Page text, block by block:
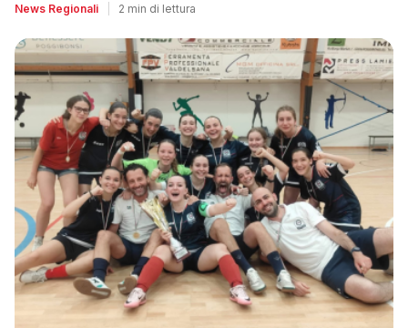
News Regionali 2 min di lettura